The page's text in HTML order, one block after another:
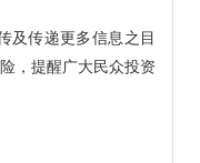
及传递更多信息之目
，提醒广大民众投资